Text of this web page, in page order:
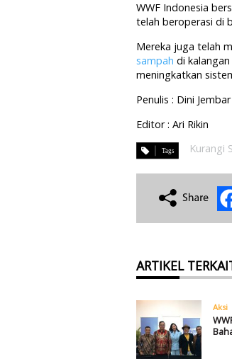
WWF Indonesia
telah beroperasi di
Mereka juga telah
sampah di
meningkatkan
Penulis : Dini
Editor : Ari Rikin
Kurangi
ARTIKEL
Aksi